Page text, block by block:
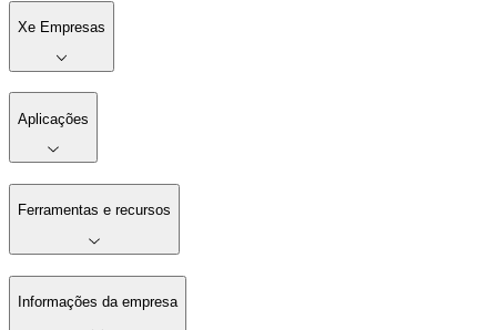
Xe Empresas
Aplicações
Ferramentas e recursos
Informações da empresa